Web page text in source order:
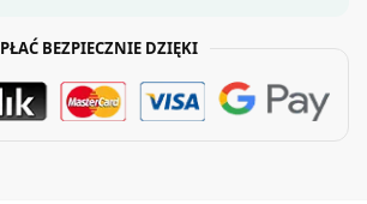
PŁAĆ BEZPIECZNIE DZIĘKI